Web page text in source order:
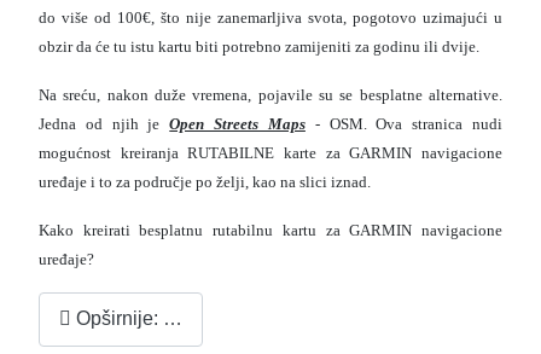
do više od 100€, što nije zanemarljiva svota, pogotovo uzimajući u
obzir da će tu istu kartu biti potrebno zamijeniti za godinu ili dvije.
Na sreću, nakon duže vremena, pojavile su se besplatne alternative.
Jedna od njih jeOpen Streets Maps- OSM. Ova stranica nudi
mogućnost kreiranja RUTABILNE karte za GARMIN navigacione
uređaje i to za područje po želji, kao na slici iznad.
Kako kreirati besplatnu rutabilnu kartu za GARMIN navigacione
uređaje?
Opširnije: …